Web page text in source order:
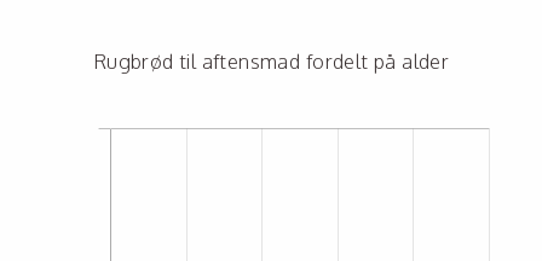
Rugbrød til aftensmad fordelt på alder